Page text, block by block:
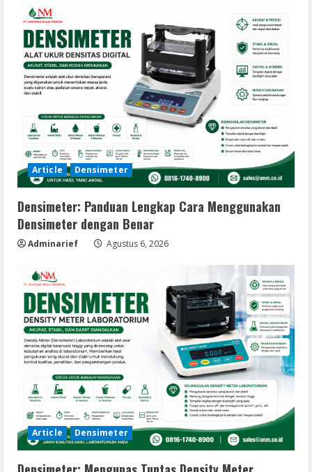
Article Densimeter
Densimeter: Panduan Lengkap Cara Menggunakan
Densimeter dengan Benar
Adminarief Agustus 6, 2026
Article Densimeter